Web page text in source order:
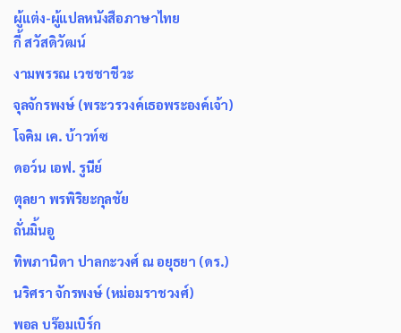
ผู้แต่ง-ผู้แปลหนังสือภาษาไทย
กี้ สวัสดิวัฒน์
งามพรรณ เวชชาชีวะ
จุลจักรพงษ์ (พระวรวงค์เธอพระองค์เจ้า)
โจคิม เค. บ้าวท์ซ
ดอว์น เอฟ. รูนีย์
ตุลยา พรพิริยะกุลชัย
ถั่นมิ้นอู
ทิพภานิดา ปาลกะวงศ์ ณ อยุธยา (ดร.)
นริศรา จักรพงษ์ (หม่อมราชวงศ์)
พอล บร๊อมเบิร์ก